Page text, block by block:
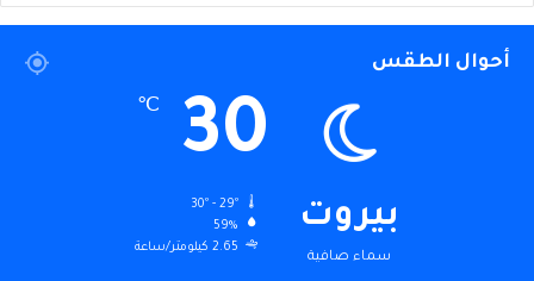
أحوال الطقس
بيروت
سماء صافية
30
℃
59%
2.65 كيلومتر/ساعة